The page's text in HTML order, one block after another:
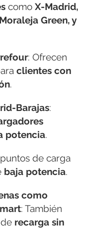
como X-Madrid,
Green, y
: Ofrecen
clientes con
.
Barajas:
potencia.
de carga
baja potencia.
como
: También
recarga sin